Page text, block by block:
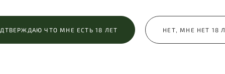
ЧТО МНЕ ЕСТЬ 18 ЛЕТ НЕТ, МНЕ НЕТ 18